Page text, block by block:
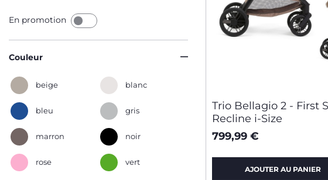
En promotion
Couleur
beige blanc
bleu gris
marron noir
rose vert
Trio Bellagio 2 - First
Recline i-Size
799,99 €
AJOUTER AU PANIER